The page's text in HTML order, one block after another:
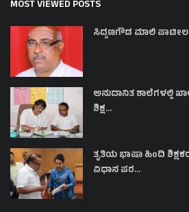
MOST VIEWED POSTS
ಸಿದ್ದಣಗೌಡ ಮಾಲಿ
ಅನುದಾನಿತ ಶಾಲೆಗಳಲ್ಲಿ
ಶಿಕ್ಷ...
ತೃತಿಯ ಭಾಷಾ ಹಿಂದಿ
ವಿಧಾನ ಪರ...